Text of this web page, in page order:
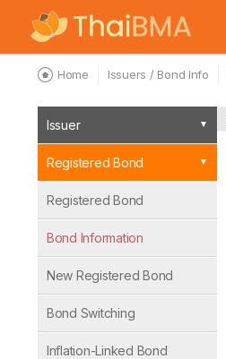
Home Issuers / Bond Info
Issuer
Registered Bond
Registered Bond
Bond Information
New Registered Bond
Bond Switching
Inflation-Linked Bond